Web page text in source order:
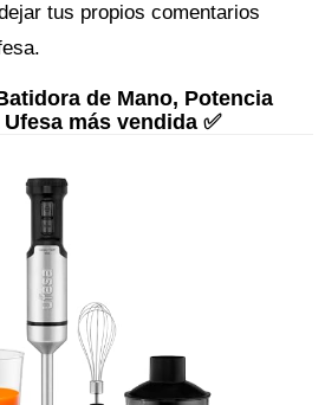
tus propios comentarios
de Mano, Potencia
más vendida ✅